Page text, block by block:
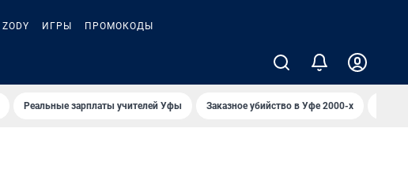
ZODY ИГРЫ ПРОМОКОДЫ
Реальные зарплаты учителей Уфы Заказное убийство в Уфе 2000-х